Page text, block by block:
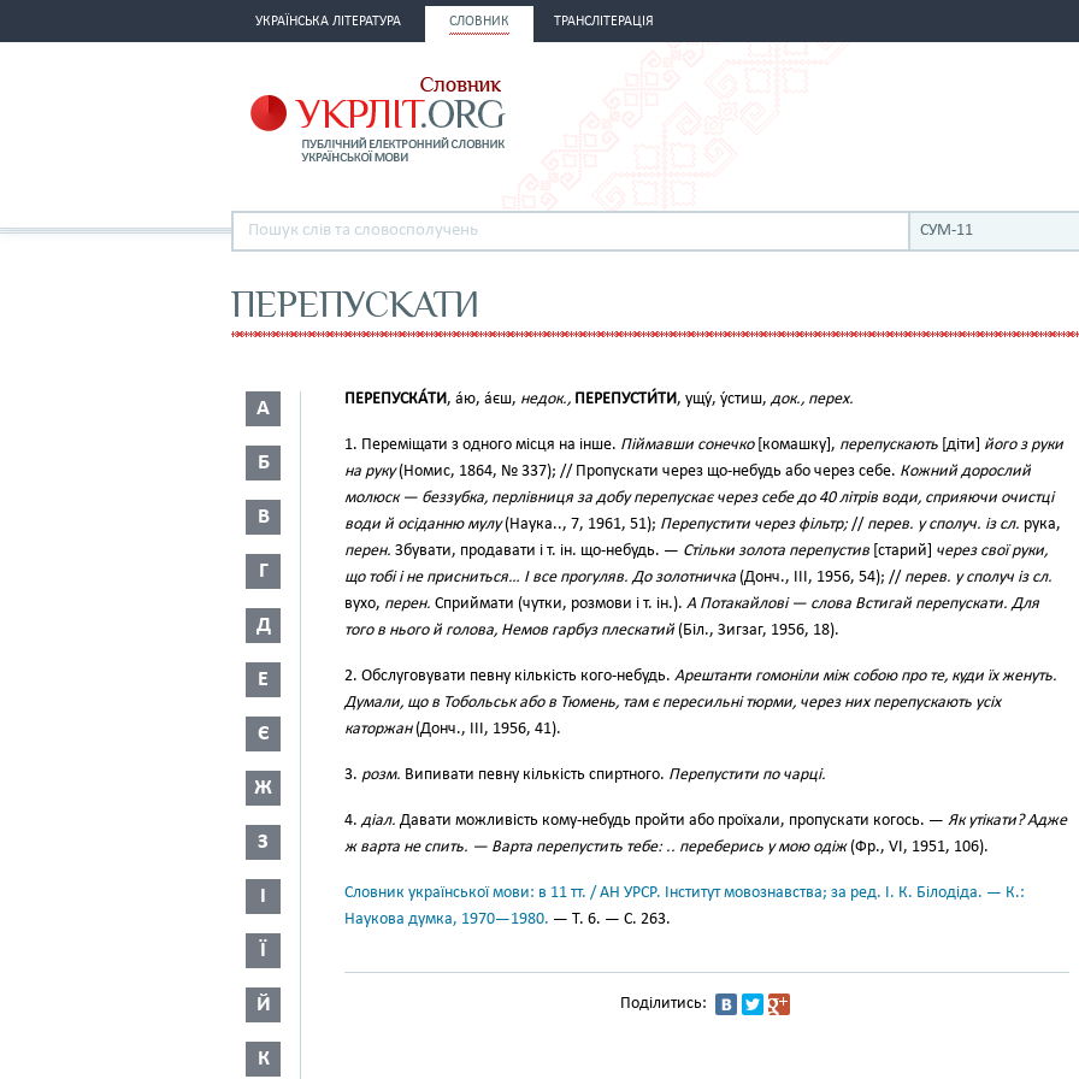
УКРАЇНСЬКА ЛІТЕРАТУРА СЛОВНИК ТРАНСЛІТЕРАЦІЯ
СУМ-11
ПЕРЕПУСКАТИ
А
Б
В
Г
Д
Е
Є
Ж
З
І
Ї
Й
К
ПЕРЕПУСКА́ТИ, а́ю, а́єш, недок., ПЕРЕПУСТИ́ТИ, ущу́, у́стиш, док., перех.
1. Переміщати з одного місця на інше. Піймавши сонечко[комашку], перепускають [діти] його з руки
на руку(Номис, 1864, № 337); // Пропускати через що-небудь або через себе. Кожний дорослий
молюск — беззубка, перлівниця за добу перепускає через себе до 40 літрів води, сприяючи очистці
води й осіданню мулу(Наука.., 7, 1961, 51); Перепустити через фільтр; // перев. у сполуч. із сл. рука,
перен. Збувати, продавати і т. ін. що-небудь. — Стільки золота перепустив [старий] через свої руки,
що тобі і не присниться… І все прогуляв. До золотничка (Донч., III, 1956, 54); // перев. у сполуч із сл.
вухо, перен. Сприймати (чутки, розмови і т. ін.). А Потакайлові — слова Встигай перепускати. Для
того в нього й голова, Немов гарбуз плескатий (Біл., Зигзаг, 1956, 18).
2. Обслуговувати певну кількість кого-небудь. Арештанти гомоніли між собою про те, куди їх женуть.
Думали, що в Тобольськ або в Тюмень, там є пересильні тюрми, через них перепускають усіх
каторжан(Донч., III, 1956, 41).
3. розм. Випивати певну кількість спиртного. Перепустити по чарці.
4. діал. Давати можливість кому-небудь пройти або проїхали, пропускати когось. — Як утікати? Адже
ж варта не спить. — Варта перепустить тебе: .. переберись у мою одіж(Фр., VI, 1951, 106).
Словник української мови: в 11 тт. / АН УРСР. Інститут мовознавства; за ред. І. К. Білодіда. — К.:
Наукова думка, 1970—1980. — Т. 6. — С. 263.
Поділитись: